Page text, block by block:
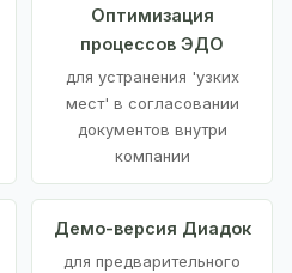
Оптимизация
процессов ЭДО
для устранения 'узких
мест' в согласовании
документов внутри
компании
Демо-версия Диадок
для предварительного